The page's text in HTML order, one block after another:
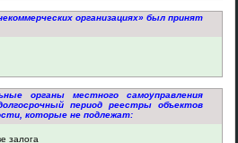
организациях» был принят
органы местного самоуправления
период реестры объектов
которые не подлежат:
залога